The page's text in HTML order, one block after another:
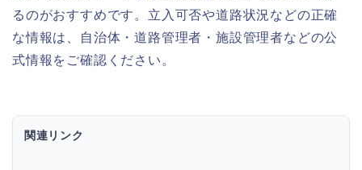
るのがおすすめです。立入可否や道路状況などの正確
な情報は、自治体・道路管理者・施設管理者などの公
式情報をご確認ください。
関連リンク